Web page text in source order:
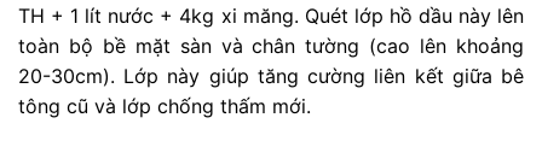
TH + 1 lít nước + 4kg xi măng. Quét lớp hồ dầu này lên
toàn bộ bề mặt sàn và chân tường (cao lên khoảng
20-30cm). Lớp này giúp tăng cường liên kết giữa bê
tông cũ và lớp chống thấm mới.